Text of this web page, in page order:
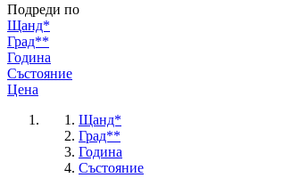
Подреди по
Щанд*
Град**
Година
Състояние
Цена
Щанд*
Град**
Година
Състояние